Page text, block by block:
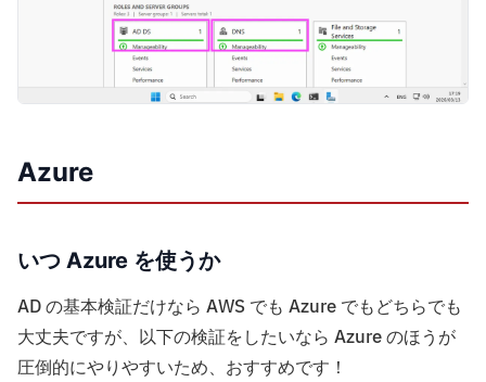
Azure
いつ Azure を使うか
AD の基本検証だけなら AWS でも Azure でもどちらでも
大丈夫ですが、以下の検証をしたいなら Azure のほうが
圧倒的にやりやすいため、おすすめです！